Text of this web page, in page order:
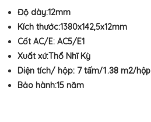
Độ dày:12mm
Kích thước:1380x142,5x12mm
Cốt AC/E: AC5/E1
Xuất xứ:Thổ Nhĩ Kỳ
Diện tích/ hộp: 7 tấm/1.38 m2/hộp
Bảo hành:15 năm